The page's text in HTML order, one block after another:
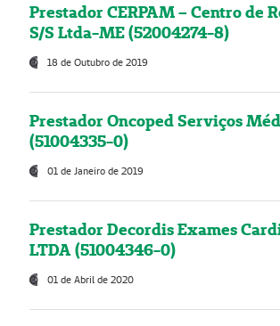
Prestador CERPAM – Centro de
S/S Ltda-ME (52004274-8)
18 de Outubro de 2019
Prestador Oncoped Serviços
(51004335-0)
01 de Janeiro de 2019
Prestador Decordis Exames
LTDA (51004346-0)
01 de Abril de 2020